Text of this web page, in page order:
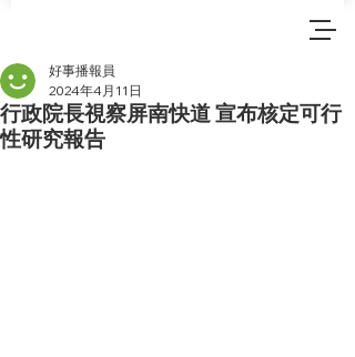
行政院長視察屏南快道 宣布核定可行
性研究報告
好事播報員
2024年4月11日